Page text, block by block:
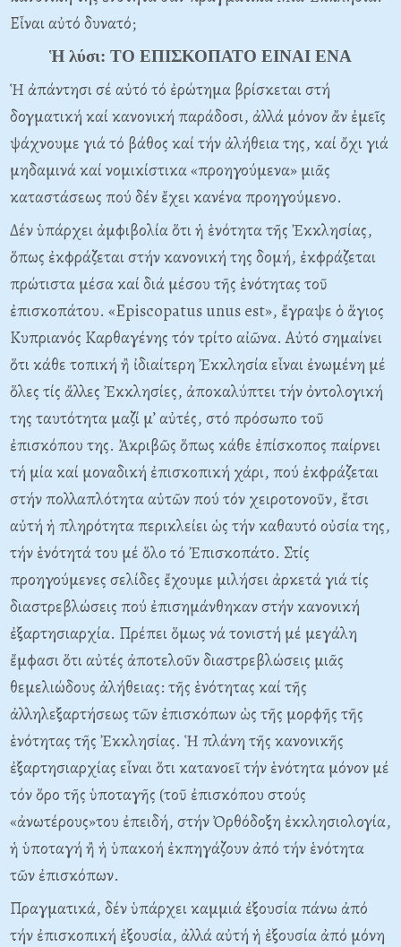
Εἶναι αὐτό δυνατό;
Ἡ λύσι: ΤΟ ΕΠΙΣΚΟΠΑΤΟ ΕΙΝΑΙ ΕΝΑ
Ἡ ἀπάντησι σέ αὐτό τό ἐρώτημα βρίσκεται στή
δογματική καί κανονική παράδοσι, ἀλλά μόνον ἄν ἐμεῖς
ψάχνουμε γιά τό βάθος καί τήν ἀλήθεια της, καί ὄχι γιά
μηδαμινά καί νομικίστικα «προηγούμενα» μιᾶς
καταστάσεως πού δέν ἔχει κανένα προηγούμενο.
Δέν ὑπάρχει ἀμφιβολία ὅτι ἡ ἑνότητα τῆς Ἐκκλησίας,
ὅπως ἐκφράζεται στήν κανονική της δομή, ἐκφράζεται
πρώτιστα μέσα καί διά μέσου τῆς ἑνότητας τοῦ
ἐπισκοπάτου. «Episcopatus unus est», ἔγραψε ὁ ἅγιος
Κυπριανός Καρθαγένης τόν τρίτο αἰῶνα. Αὐτό σημαίνει
ὅτι κάθε τοπική ἢ ἰδιαίτερη Ἐκκλησία εἶναι ἐνωμένη μέ
ὅλες τίς ἄλλες Ἐκκλησίες, ἀποκαλύπτει τήν ὀντολογική
της ταυτότητα μαζί μ’ αὐτές, στό πρόσωπο τοῦ
ἐπισκόπου της. Ἀκριβῶς ὅπως κάθε ἐπίσκοπος παίρνει
τή μία καί μοναδική ἐπισκοπική χάρι, πού ἐκφράζεται
στήν πολλαπλότητα αὐτῶν πού τόν χειροτονοῦν, ἔτσι
αὐτή ἡ πληρότητα περικλείει ὡς τήν καθαυτό οὐσία της,
τήν ἑνότητά του μέ ὅλο τό Ἐπισκοπάτο. Στίς
προηγούμενες σελίδες ἔχουμε μιλήσει ἀρκετά γιά τίς
διαστρεβλώσεις πού ἐπισημάνθηκαν στήν κανονική
ἐξαρτησιαρχία. Πρέπει ὅμως νά τονιστή μέ μεγάλη
ἔμφασι ὅτι αὐτές ἀποτελοῦν διαστρεβλώσεις μιᾶς
θεμελιώδους ἀλήθειας: τῆς ἑνότητας καί τῆς
ἀλληλεξαρτήσεως τῶν ἐπισκόπων ὡς τῆς μορφῆς τῆς
ἑνότητας τῆς Ἐκκλησίας. Ἡ πλάνη τῆς κανονικῆς
ἐξαρτησιαρχίας εἶναι ὅτι κατανοεῖ τήν ἑνότητα μόνον μέ
τόν ὅρο τῆς ὑποταγῆς (τοῦ ἐπισκόπου στούς
«ἀνωτέρους»του ἐπειδή, στήν Ὀρθόδοξη ἐκκλησιολογία,
ἡ ὑποταγή ἢ ἡ ὑπακοή ἐκπηγάζουν ἀπό τήν ἑνότητα
τῶν ἐπισκόπων.
Πραγματικά, δέν ὑπάρχει καμμιά ἐξουσία πάνω ἀπό
τήν ἐπισκοπική ἐξουσία, ἀλλά αὐτή ἡ ἐξουσία ἀπό μόνη